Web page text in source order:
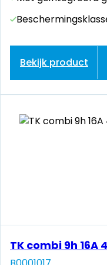
Bekijk product
TK combi 9h 16A